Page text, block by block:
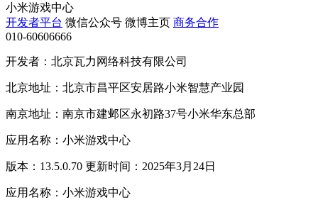
小米游戏中心
开发者平台 微信公众号 微博主页 商务合作
010-60606666
开发者：北京瓦力网络科技有限公司
北京地址：北京市昌平区安居路小米智慧产业园
南京地址：南京市建邺区永初路37号小米华东总部
应用名称：小米游戏中心
版本：13.5.0.70 更新时间：2025年3月24日
应用名称：小米游戏中心